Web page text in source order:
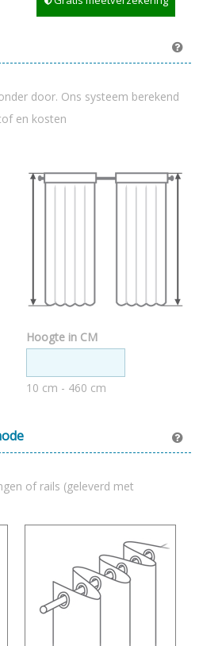
of ruimtes waar veel tocht is.
witte coating (ten behoeve van het
voering niet nodig
aan)
door. Ons systeem berekend
en kosten
Hoogte in CM
10 cm - 460 cm
of rails (geleverd met